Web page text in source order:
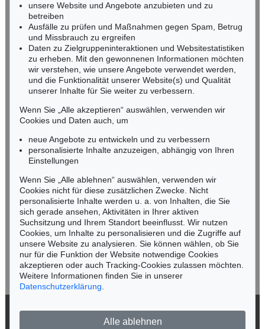
Miriam Heß
Tel.: +49 (0)62 21 58 80-038
Fax: +49 (0)62 21 58 80-595
infoheidelberg@kettererkunst.de
NORDDEUTSCHLAND
Nico Kassel, M.A.
Mobil: +49 (0)171 8618661
n.kassel@kettererkunst.de
Keine Auktion mehr verpassen!
Wir informieren Sie rechtzeitig.
Jetzt zum Newsletter anmelden >
unsere Website und Angebote anzubieten und zu
betreiben
Ausfälle zu prüfen und Maßnahmen gegen Spam, Betrug
und Missbrauch zu ergreifen
Daten zu Zielgruppeninteraktionen und Websitestatistiken
zu erheben. Mit den gewonnenen Informationen möchten
wir verstehen, wie unsere Angebote verwendet werden,
und die Funktionalität unserer Website(s) und Qualität
unserer Inhalte für Sie weiter zu verbessern.
Wenn Sie „Alle akzeptieren“ auswählen, verwenden wir
Cookies und Daten auch, um
neue Angebote zu entwickeln und zu verbessern
personalisierte Inhalte anzuzeigen, abhängig von Ihren
Einstellungen
Wenn Sie „Alle ablehnen“ auswählen, verwenden wir
Cookies nicht für diese zusätzlichen Zwecke. Nicht
personalisierte Inhalte werden u. a. von Inhalten, die Sie
sich gerade ansehen, Aktivitäten in Ihrer aktiven
Suchsitzung und Ihrem Standort beeinflusst. Wir nutzen
Cookies, um Inhalte zu personalisieren und die Zugriffe auf
unsere Website zu analysieren. Sie können wählen, ob Sie
nur für die Funktion der Website notwendige Cookies
akzeptieren oder auch Tracking-Cookies zulassen möchten.
Weitere Informationen finden Sie in unserer
Datenschutzerklärung
Alle ablehnen